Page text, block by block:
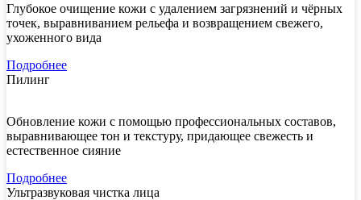
Глубокое очищение кожи с удалением загрязнений и чёрных
точек, выравниванием рельефа и возвращением свежего,
ухоженного вида
Подробнее
Пилинг
Обновление кожи с помощью профессиональных составов,
выравнивающее тон и текстуру, придающее свежесть и
естественное сияние
Подробнее
Ультразвуковая чистка лица